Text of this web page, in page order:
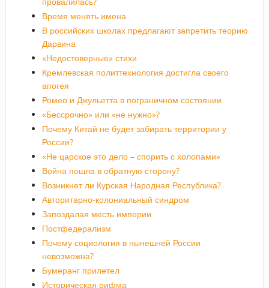
Время менять имена
В российских школах предлагают запретить теорию
Дарвина
«Недостоверные» стихи
Кремлевская политтехнология достигла своего
апогея
Ромео и Джульетта в пограничном состоянии
«Бессрочно» или «не нужно»?
Почему Китай не будет забирать территории у
России?
«Не царское это дело – спорить с холопами»
Война пошла в обратную сторону?
Возникнет ли Курская Народная Республика?
Авторитарно-колониальный синдром
Запоздалая месть империи
Постфедерализм
Почему социология в нынешней России
невозможна?
Бумеранг прилетел
Историческая рифма